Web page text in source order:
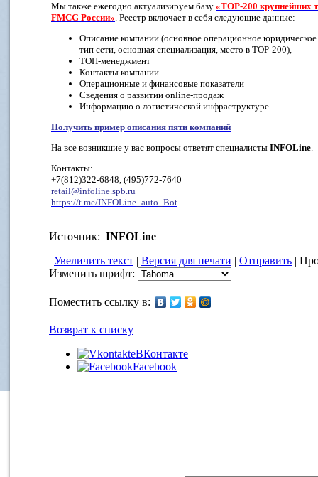
Мы также ежегодно актуализируем базу «ТОР-200 крупнейших
FMCG России». Реестр включает в себя следующие данные:
Описание компании (основное операционное
тип сети, основная специализация, место в ТОР-200),
ТОП-менеджмент
Контакты компании
Операционные и финансовые показатели
Сведения о развитии online-продаж
Информацию о логистической инфраструктуре
Получить пример описания пяти компаний
На все возникшие у вас вопросы ответят специалисты INFOLine.
Контакты:
+7(812)322-6848, (495)772-7640
retail@infoline.spb.ru
https://t.me/INFOLine_auto_Bot
Источник: INFOLine
| Увеличить текст | Версия для печати | Отправить |
Изменить шрифт:
Поместить ссылку в:
Возврат к списку
ВКонтакте
Facebook